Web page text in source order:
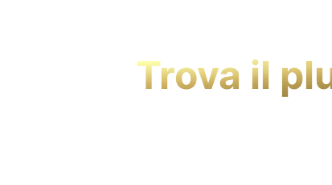
Trova il